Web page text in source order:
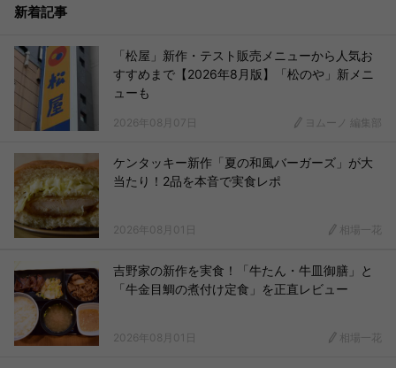
新着記事
「松屋」新作・テスト販売メニューから人気お
すすめまで【2026年8月版】「松のや」新メニ
ューも
2026年08月07日 ヨムーノ 編集部
ケンタッキー新作「夏の和風バーガーズ」が大
当たり！2品を本音で実食レポ
2026年08月01日 相場一花
吉野家の新作を実食！「牛たん・牛皿御膳」と
「牛金目鯛の煮付け定食」を正直レビュー
2026年08月01日 相場一花